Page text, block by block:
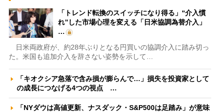
「トレンド転換のスイッチになり得る」“介入慣
れ”した市場心理を変える「日米協調為替介入」
…
日米両政府が、約28年ぶりとなる円買いの協調介入に踏み切っ
た。米国も追加介入を辞さない姿勢を示して…
「キオクシア急落で含み損が膨らんで…」損失を投資家として
の成長につなげる4つの視点 …
「NYダウは高値更新、ナスダック・S&P500は足踏み」が意味